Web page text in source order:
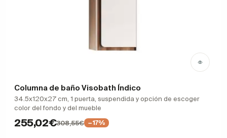
Columna de baño Visobath Índico
34.5x120x27 cm, 1 puerta, suspendida y opción de escoger
color del fondo y del mueble
255,02€308,55€ −17%